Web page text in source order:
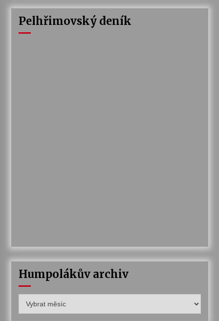
Pelhřimovský deník
Humpolákův archiv
archiv